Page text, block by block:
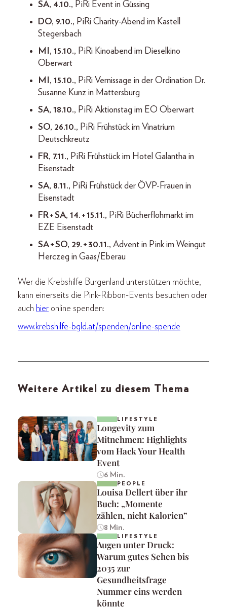
SA, 4.10., PiRi Event in Güssing
DO, 9.10., PiRi Charity-Abend im Kastell
Stegersbach
MI, 15.10., PiRi Kinoabend im Dieselkino
Oberwart
MI, 15.10., PiRi Vernissage in der Ordination Dr.
Susanne Kunz in Mattersburg
SA, 18.10., PiRi Aktionstag im EO Oberwart
SO, 26.10., PiRi Frühstück im Vinatrium
Deutschkreutz
FR, 7.11., PiRi Frühstück im Hotel Galantha in
Eisenstadt
SA, 8.11., PiRi Frühstück der ÖVP-Frauen in
Eisenstadt
FR + SA, 14. + 15.11., PiRi Bücher­flohmarkt im
EZE Eisenstadt
SA + SO, 29. + 30.11., Advent in Pink im Weingut
Herczeg in Gaas/Eberau
Wer die Krebshilfe Burgenland unterstützen möchte,
kann einerseits die Pink-Ribbon-Events besuchen oder
auch hier online spenden:
www.krebshilfe-bgld.at/spenden/online-spende
Weitere Artikel zu diesem Thema
LIFESTYLE
Longevity zum
Mitnehmen: Highlights
vom Hack Your Health
Event
6 Min.
PEOPLE
Louisa Dellert über ihr
Buch: „Momente
zählen, nicht Kalorien”
8 Min.
LIFESTYLE
Augen unter Druck:
Warum gutes Sehen bis
2035 zur
Gesundheitsfrage
Nummer eins werden
könnte